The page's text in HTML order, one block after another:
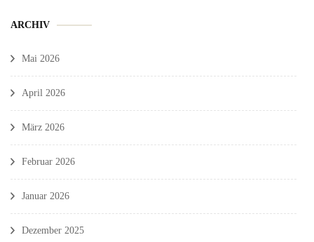
ARCHIV
Mai 2026
April 2026
März 2026
Februar 2026
Januar 2026
Dezember 2025